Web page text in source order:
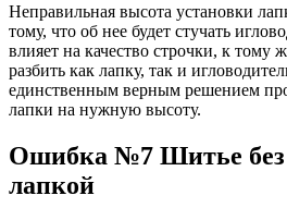
Неправильная высота установки
тому, что об нее будет стучать
влияет на качество строчки, к тому
разбить как лапку, так и
единственным верным решением
лапки на нужную высоту.
Ошибка №7 Шитье без
лапкой